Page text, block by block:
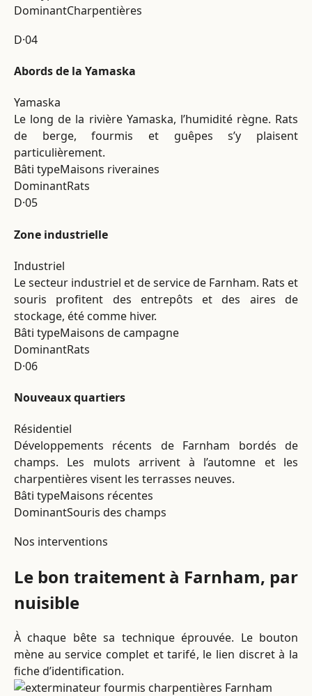
DominantCharpentières
D·04
Abords de la Yamaska
Yamaska
Le long de la rivière Yamaska, l’humidité règne. Rats
de berge, fourmis et guêpes s’y plaisent
particulièrement.
Bâti typeMaisons riveraines
DominantRats
D·05
Zone industrielle
Industriel
Le secteur industriel et de service de Farnham. Rats et
souris profitent des entrepôts et des aires de
stockage, été comme hiver.
Bâti typeMaisons de campagne
DominantRats
D·06
Nouveaux quartiers
Résidentiel
Développements récents de Farnham bordés de
champs. Les mulots arrivent à l’automne et les
charpentières visent les terrasses neuves.
Bâti typeMaisons récentes
DominantSouris des champs
Nos interventions
Le bon traitement à Farnham, par
nuisible
À chaque bête sa technique éprouvée. Le bouton
mène au service complet et tarifé, le lien discret à la
fiche d’identification.